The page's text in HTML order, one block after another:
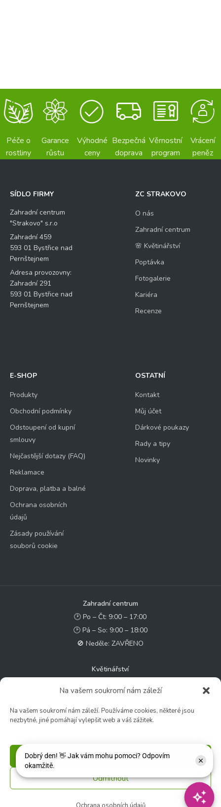
Na vašem soukromí nám záleží
Na vašem soukromí nám záleží. Používáme cookies, některé jsou
nezbytné, jiné pomáhají vylepšit web a váš zážitek.
Příjmout
Odmítnout
Péče o
rostliny
Garance
růstu
Výhodné
ceny
Bezpečná
doprava
Věrnostní
program
Vrácení
peněz
SÍDLO FIRMY
Zahradní centrum
"Strakovo" s.r.o
Zahradní 459
593 01 Bystřice nad
Pernštejnem
Adresa provozovny:
Zahradní 291
593 01 Bystřice nad
Pernštejnem
ZC STRAKOVO
O nás
Zahradní centrum
🌸 Květinářství
Poptávka
Fotogalerie
Kariéra
Recenze
E-SHOP
Produkty
Obchodní podmínky
Odstoupení od kupní
smlouvy
Nejčastější dotazy (FAQ)
Reklamace
Doprava, platba a balné
Ochrana osobních
údajů
Zásady používání
souborů cookie
OSTATNÍ
Kontakt
Můj účet
Dárkové poukazy
Rady a tipy
Novinky
Zahradní centrum
🕑 Po – Čt: 9:00 – 17:00
🕑 Pá – So: 9:00 – 18:00
🚫 Neděle: ZAVŘENO
Květinářství
🕑 So: 9:00 – 15:00
🚫 Ne - Po: ZAVŘENO
✉️ e-shop@zcstrakovo.cz
Sledujte nás: